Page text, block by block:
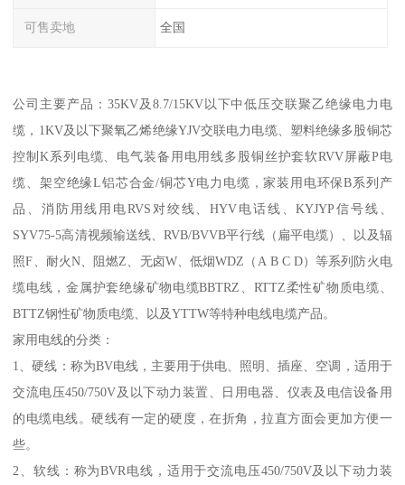
可售卖地 全国
公司主要产品：35KV及8.7/15KV以下中低压交联聚乙绝缘电力电
缆，1KV及以下聚氧乙烯绝缘YJV交联电力电缆、塑料绝缘多股铜芯
控制K系列电缆、电气装备用电用线多股铜丝护套软RVV屏蔽P电
缆、架空绝缘L铝芯合金/铜芯Y电力电缆，家装用电环保B系列产
品、消防用线用电RVS对绞线、HYV电话线、KYJYP信号线、
SYV75-5高清视频输送线、RVB/BVVB平行线（扁平电缆）、以及辐
照F、耐火N、阻燃Z、无卤W、低烟WDZ（A B C D）等系列防火电
缆电线，金属护套绝缘矿物电缆BBTRZ、RTTZ柔性矿物质电缆、
BTTZ钢性矿物质电缆、以及YTTW等特种电线电缆产品。
家用电线的分类：
1、硬线：称为BV电线，主要用于供电、照明、插座、空调，适用于
交流电压450/750V及以下动力装置、日用电器、仪表及电信设备用
的电缆电线。硬线有一定的硬度，在折角，拉直方面会更加方便一
些。
2、软线：称为BVR电线，适用于交流电压450/750V及以下动力装